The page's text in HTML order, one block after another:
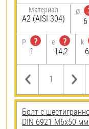
Материал
А2 (AISI 304)
Ø
6
P
?
1
e
?
14,2
k
Болт с
DIN 6921 М6х50